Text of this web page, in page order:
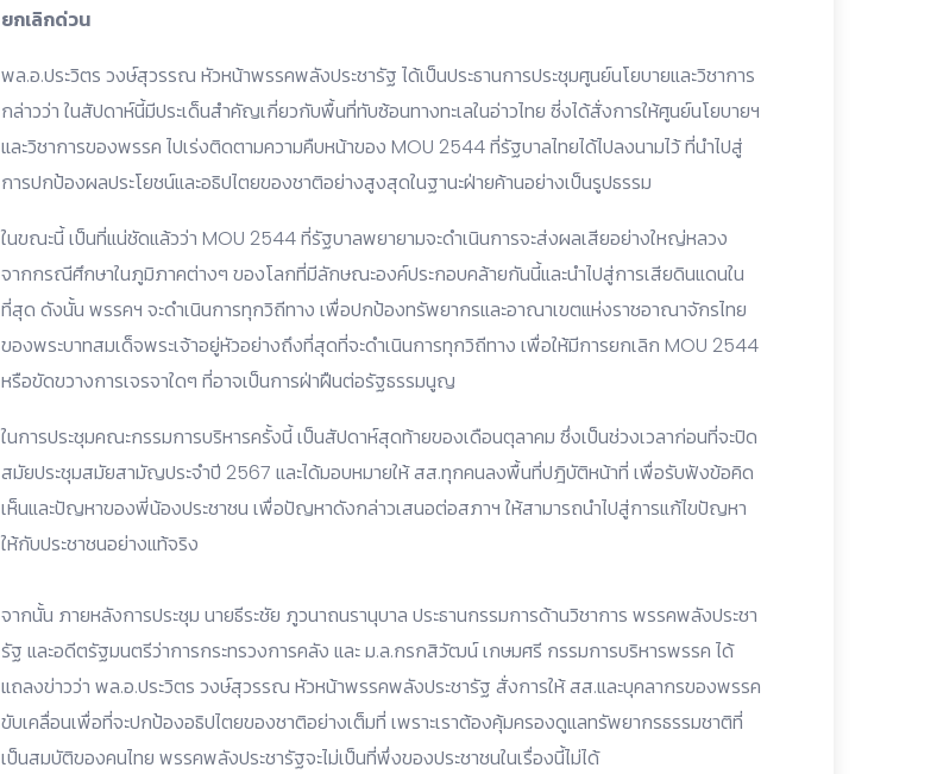
ยกเลิกด่วน
พล.อ.ประวิตร วงษ์สุวรรณ หัวหน้าพรรคพลังประชารัฐ ได้เป็นประธานการประชุมศูนย์นโยบายและวิชาการ
กล่าวว่า ในสัปดาห์นี้มีประเด็นสำคัญเกี่ยวกับพื้นที่ทับซ้อนทางทะเลในอ่าวไทย ซี่งได้สั่งการให้ศูนย์นโยบายฯ
และวิชาการของพรรค ไปเร่งติดตามความคืบหน้าของ MOU 2544 ที่รัฐบาลไทยได้ไปลงนามไว้ ที่นำไปสู่
การปกป้องผลประโยชน์และอธิปไตยของชาติอย่างสูงสุดในฐานะฝ่ายค้านอย่างเป็นรูปธรรม
ในขณะนี้ เป็นที่แน่ชัดแล้วว่า MOU 2544 ที่รัฐบาลพยายามจะดำเนินการจะส่งผลเสียอย่างใหญ่หลวง
จากกรณีศึกษาในภูมิภาคต่างๆ ของโลกที่มีลักษณะองค์ประกอบคล้ายกันนี้และนำไปสู่การเสียดินแดนใน
ที่สุด ดังนั้น พรรคฯ จะดำเนินการทุกวิถีทาง เพื่อปกป้องทรัพยากรและอาณาเขตแห่งราชอาณาจักรไทย
ของพระบาทสมเด็จพระเจ้าอยู่หัวอย่างถึงที่สุดที่จะดำเนินการทุกวิถีทาง เพื่อให้มีการยกเลิก MOU 2544
หรือขัดขวางการเจรจาใดๆ ที่อาจเป็นการฝ่าฝืนต่อรัฐธรรมนูญ
ในการประชุมคณะกรรมการบริหารครั้งนี้ เป็นสัปดาห์สุดท้ายของเดือนตุลาคม ซึ่งเป็นช่วงเวลาก่อนที่จะปิด
สมัยประชุมสมัยสามัญประจำปี 2567 และได้มอบหมายให้ สส.ทุกคนลงพื้นที่ปฎิบัติหน้าที่ เพื่อรับฟังข้อคิด
เห็นและปัญหาของพี่น้องประชาชน เพื่อปัญหาดังกล่าวเสนอต่อสภาฯ ให้สามารถนำไปสู่การแก้ไขปัญหา
ให้กับประชาชนอย่างแท้จริง
จากนั้น ภายหลังการประชุม นายธีระชัย ภูวนาถนรานุบาล ประธานกรรมการด้านวิชาการ พรรคพลังประชา
รัฐ และอดีตรัฐมนตรีว่าการกระทรวงการคลัง และ ม.ล.กรกสิวัฒน์ เกษมศรี กรรมการบริหารพรรค ได้
แถลงข่าวว่า พล.อ.ประวิตร วงษ์สุวรรณ หัวหน้าพรรคพลังประชารัฐ สั่งการให้ สส.และบุคลากรของพรรค
ขับเคลื่อนเพื่อที่จะปกป้องอธิปไตยของชาติอย่างเต็มที่ เพราะเราต้องคุ้มครองดูแลทรัพยากรธรรมชาติที่
เป็นสมบัติของคนไทย พรรคพลังประชารัฐจะไม่เป็นที่พึ่งของประชาชนในเรื่องนี้ไม่ได้